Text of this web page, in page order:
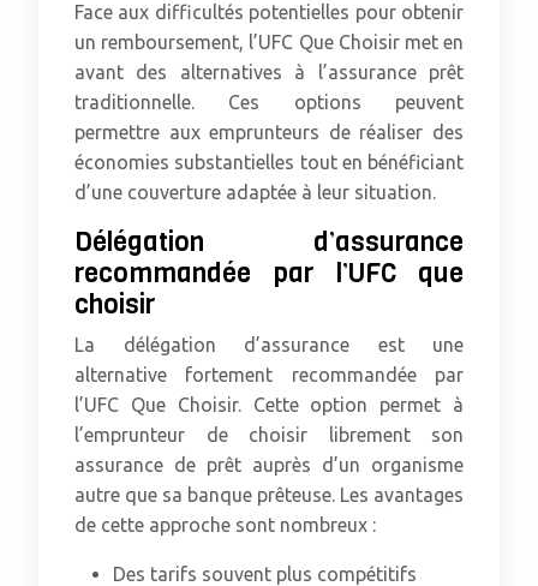
Face aux difficultés potentielles pour obtenir
un remboursement, l’UFC Que Choisir met en
avant des alternatives à l’assurance prêt
traditionnelle. Ces options peuvent
permettre aux emprunteurs de réaliser des
économies substantielles tout en bénéficiant
d’une couverture adaptée à leur situation.
Délégation d’assurance
recommandée par l’UFC que
choisir
La délégation d’assurance est une
alternative fortement recommandée par
l’UFC Que Choisir. Cette option permet à
l’emprunteur de choisir librement son
assurance de prêt auprès d’un organisme
autre que sa banque prêteuse. Les avantages
de cette approche sont nombreux :
Des tarifs souvent plus compétitifs